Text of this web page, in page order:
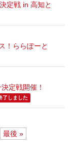
定戦 in 高知と
！ららぽーと
決定戦開催！
了しました
最後 »